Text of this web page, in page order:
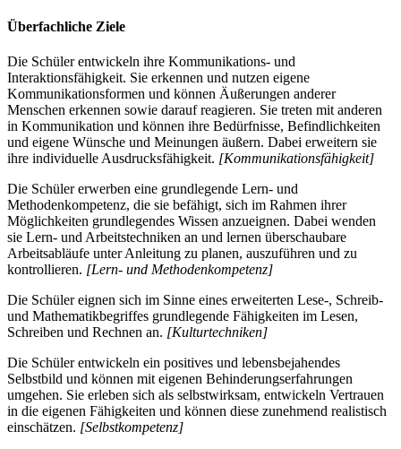
Überfachliche Ziele
Die Schüler entwickeln ihre Kommunikations- und
Interaktionsfähigkeit. Sie erkennen und nutzen eigene
Kommunikationsformen und können Äußerungen anderer
Menschen erkennen sowie darauf reagieren. Sie treten mit anderen
in Kommunikation und können ihre Bedürfnisse, Befindlichkeiten
und eigene Wünsche und Meinungen äußern. Dabei erweitern sie
ihre individuelle Ausdrucksfähigkeit. [Kommunikationsfähigkeit]
Die Schüler erwerben eine grundlegende Lern- und
Methodenkompetenz, die sie befähigt, sich im Rahmen ihrer
Möglichkeiten grundlegendes Wissen anzueignen. Dabei wenden
sie Lern- und Arbeitstechniken an und lernen überschaubare
Arbeitsabläufe unter Anleitung zu planen, auszuführen und zu
kontrollieren. [Lern- und Methodenkompetenz]
Die Schüler eignen sich im Sinne eines erweiterten Lese-, Schreib-
und Mathematikbegriffes grundlegende Fähigkeiten im Lesen,
Schreiben und Rechnen an. [Kulturtechniken]
Die Schüler entwickeln ein positives und lebensbejahendes
Selbstbild und können mit eigenen Behinderungserfahrungen
umgehen. Sie erleben sich als selbstwirksam, entwickeln Vertrauen
in die eigenen Fähigkeiten und können diese zunehmend realistisch
einschätzen. [Selbstkompetenz]